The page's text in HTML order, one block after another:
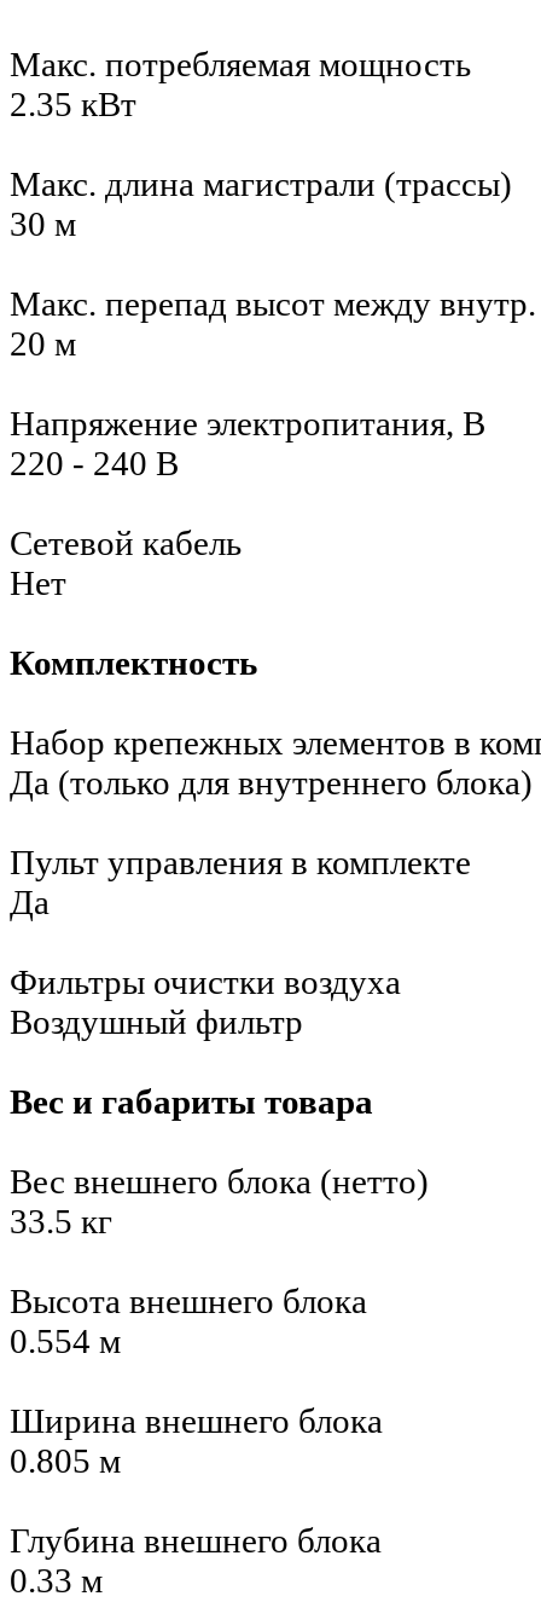
Макс. потребляемая мощность
2.35 кВт
Макс. длина магистрали (трассы)
30 м
Макс. перепад высот между
20 м
Напряжение электропитания, В
220 - 240 В
Сетевой кабель
Нет
Комплектность
Набор крепежных элементов в
Да (только для внутреннего блока)
Пульт управления в комплекте
Да
Фильтры очистки воздуха
Воздушный фильтр
Вес и габариты товара
Вес внешнего блока (нетто)
33.5 кг
Высота внешнего блока
0.554 м
Ширина внешнего блока
0.805 м
Глубина внешнего блока
0.33 м